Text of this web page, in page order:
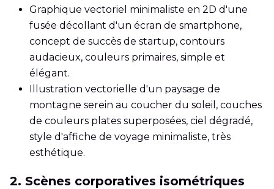
Graphique vectoriel minimaliste en 2D d'une
fusée décollant d'un écran de smartphone,
concept de succès de startup, contours
audacieux, couleurs primaires, simple et
élégant.
Illustration vectorielle d'un paysage de
montagne serein au coucher du soleil, couches
de couleurs plates superposées, ciel dégradé,
style d'affiche de voyage minimaliste, très
esthétique.
2. Scènes corporatives isométriques